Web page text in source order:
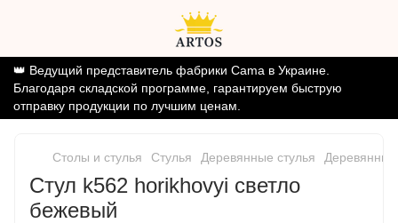
👑 Ведущий представитель фабрики Cama в Украине.
Благодаря складской программе, гарантируем быструю
отправку продукции по лучшим ценам.
Столы и стулья Стулья Деревянные стулья
Стул k562 horikhovyi светло
бежевый